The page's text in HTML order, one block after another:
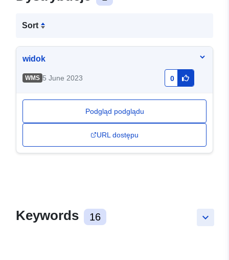
Sort
widok
WMS 5 June 2023 0
Podgląd podglądu
URL dostępu
keyboard_arrow_down
Keywords 16